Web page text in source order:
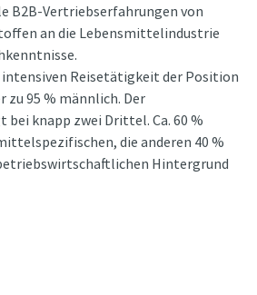
B2B-Vertriebserfahrungen von
an die Lebensmittelindustrie
Reisetätigkeit der Position
zu 95 % männlich. Der
knapp zwei Drittel. Ca. 60 %
die anderen 40 %
Hintergrund